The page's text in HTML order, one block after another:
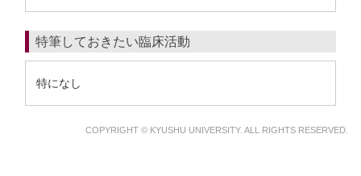
特筆しておきたい臨床活動
特になし
COPYRIGHT © KYUSHU UNIVERSITY. ALL RIGHTS RESERVED.